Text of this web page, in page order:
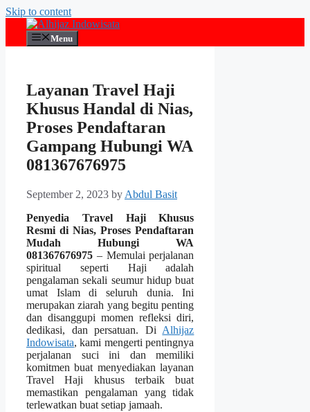
Skip to content
Menu
Layanan Travel Haji
Khusus Handal di Nias,
Proses Pendaftaran
Gampang Hubungi WA
081367676975
September 2, 2023 by Abdul Basit
Penyedia Travel Haji Khusus
Resmi di Nias, Proses Pendaftaran
Mudah Hubungi WA
081367676975 – Memulai perjalanan
spiritual seperti Haji adalah
pengalaman sekali seumur hidup buat
umat Islam di seluruh dunia. Ini
merupakan ziarah yang begitu penting
dan disanggupi momen refleksi diri,
dedikasi, dan persatuan. Di Alhijaz
Indowisata, kami mengerti pentingnya
perjalanan suci ini dan memiliki
komitmen buat menyediakan layanan
Travel Haji khusus terbaik buat
memastikan pengalaman yang tidak
terlewatkan buat setiap jamaah.